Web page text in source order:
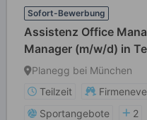
Sofort-Bewerbung
Assistenz Office
Manager (m/w/d) in
Planegg bei München
Teilzeit
Sportangebote
2